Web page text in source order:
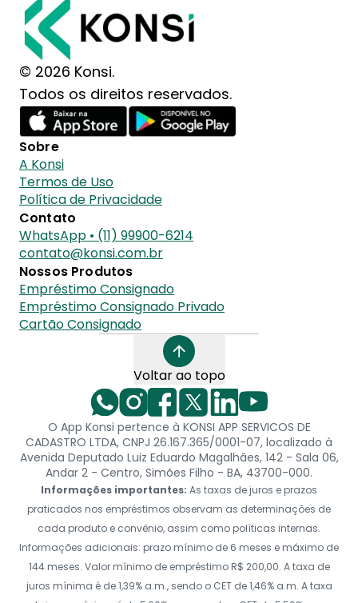
© 2026 Konsi.
Todos os direitos reservados.
Sobre
A Konsi
Termos de Uso
Política de Privacidade
Contato
WhatsApp • (11) 99900-6214
contato@konsi.com.br
Nossos Produtos
Empréstimo Consignado
Empréstimo Consignado Privado
Cartão Consignado
Voltar ao topo
O App Konsi pertence à KONSI APP SERVICOS DE
CADASTRO LTDA, CNPJ 26.167.365/0001-07, localizado à
Avenida Deputado Luiz Eduardo Magalhães, 142 - Sala 06,
Andar 2 - Centro, Simões Filho - BA, 43700-000.
Informações importantes: As taxas de juros e prazos
praticados nos empréstimos observam as determinações de
cada produto e convênio, assim como políticas internas.
Informações adicionais: prazo mínimo de 6 meses e máximo de
144 meses. Valor mínimo de empréstimo R$ 200,00. A taxa de
juros mínima é de 1,39% a.m., sendo o CET de 1,46% a.m. A taxa